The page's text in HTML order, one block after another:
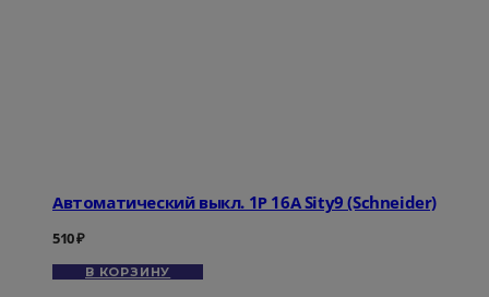
Автоматический выкл. 1Р 16А Sity9 (Schneider)
510₽
В КОРЗИНУ